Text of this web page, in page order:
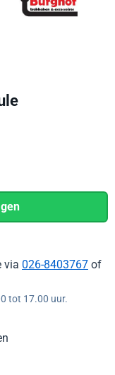
via 026-8403767 of
tot 17.00 uur.